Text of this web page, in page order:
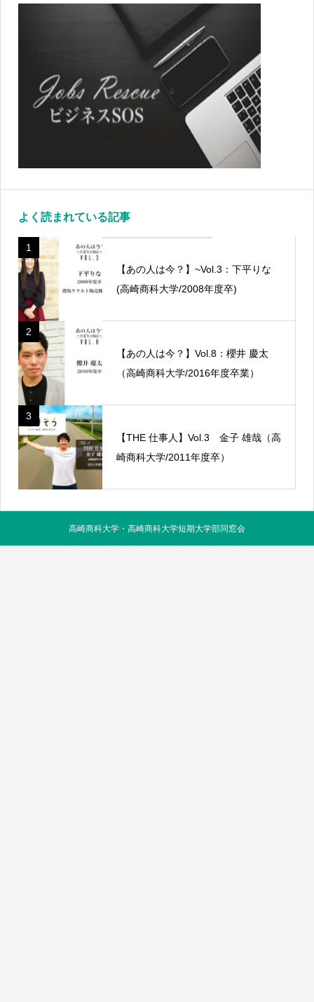
よく読まれている記事
1
【あの人は今？】~Vol.3：下平りな
(高崎商科大学/2008年度卒)
2
【あの人は今？】Vol.8：櫻井 慶太
（高崎商科大学/2016年度卒業）
3
【THE 仕事人】Vol.3 金子 雄哉（高
崎商科大学/2011年度卒）
高崎商科大学・高崎商科大学短期大学部同窓会